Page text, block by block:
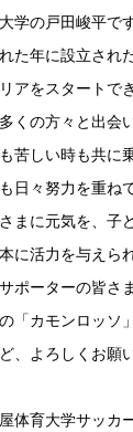
学の戸田峻平です
た年に設立され
アをスタートで
くの方々と出会
苦しい時も共に
日々努力を重ね
まに元気を、子
に活力を与えら
ポーターの皆さ
「カモンロッソ
、よろしくお願
体育大学サッカ